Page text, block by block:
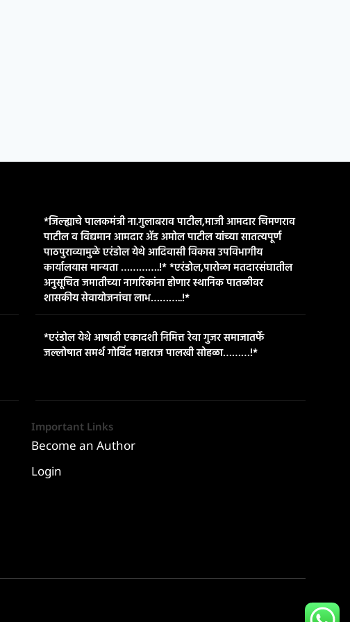
*जिल्ह्याचे पालकमंत्री ना.गुलाबराव पाटील,माजी आमदार चिमणराव
पाटील व विद्यमान आमदार ॲड अमोल पाटील यांच्या सातत्यपूर्ण
पाठपुराव्यामुळे एरंडोल येथे आदिवासी विकास उपविभागीय
कार्यालयास मान्यता ………….!* *एरंडोल,पारोळा मतदारसंघातील
अनुसूचित जमातीच्या नागरिकांना होणार स्थानिक पातळीवर
शासकीय सेवायोजनांचा लाभ………..!*
*एरंडोल येथे आषाढी एकादशी निमित्त रेवा गुजर समाजातर्फे
जल्लोषात समर्थ गोविंद महाराज पालखी सोहळा………!*
Important Links
Become an Author
Login